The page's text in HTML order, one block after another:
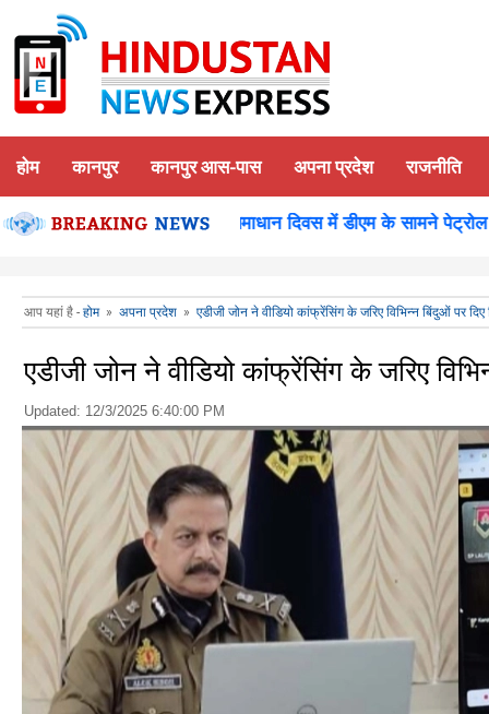
होम कानपुर कानपुर आस-पास अपना प्रदेश राजनीति
किया दर्शन पूजन कानपुर-समाधान दिवस में डीएम के सामने पेट्रोल
आप यहां है - होम» अपना प्रदेश » एडीजी जोन ने वीडियो कांफ्रेंसिंग के जरिए विभिन्न बिंदुओं पर दिए
एडीजी जोन ने वीडियो कांफ्रेंसिंग के जरिए
Updated: 12/3/2025 6:40:00 PM